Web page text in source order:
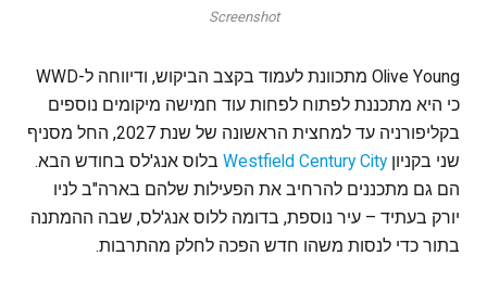
Screenshot
Olive Young מתכוונת לעמוד בקצב הביקוש, ודיווחה ל-WWD
כי היא מתכננת לפתוח לפחות עוד חמישה מיקומים נוספים
בקליפורניה עד למחצית הראשונה של שנת 2027, החל מסניף
שני בקניון Westfield Century City בלוס אנג'לס בחודש הבא.
הם גם מתכננים להרחיב את הפעילות שלהם בארה"ב לניו
יורק בעתיד – עיר נוספת, בדומה ללוס אנג'לס, שבה ההמתנה
בתור כדי לנסות משהו חדש הפכה לחלק מהתרבות.